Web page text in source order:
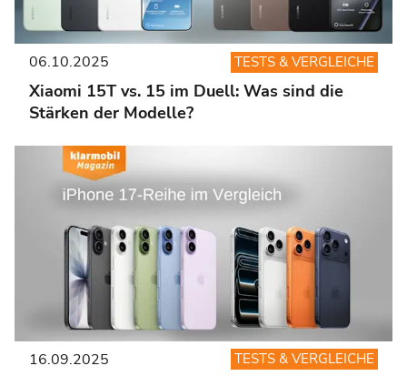
Xiaomi 15T vs. 15 im Duell: Was sind die
Stärken der Modelle?
TESTS & VERGLEICHE
06.10.2025
TESTS & VERGLEICHE
16.09.2025